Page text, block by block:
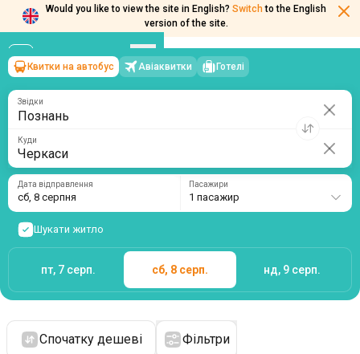
Would you like to view the site in English? Switch to the English
version of the site.
Познань →Черкаси
сб, 8 серпня/1 пасажир
Квитки на автобус Авіаквитки Готелі
Звідки
Куди
Дата відправлення
сб, 8 серпня
Пасажири
1 пасажир
Шукати житло
пт, 7 серп. сб, 8 серп. нд, 9 серп.
Спочатку дешеві Фільтри